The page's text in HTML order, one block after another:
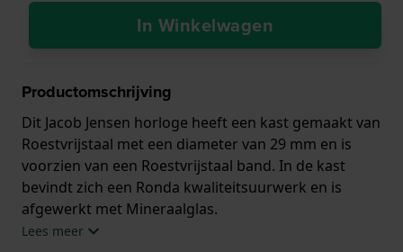
In Winkelwagen
Productomschrijving
Dit Jacob Jensen horloge heeft een kast gemaakt van
Roestvrijstaal met een diameter van 29 mm en is
voorzien van een Roestvrijstaal band. In de kast
bevindt zich een Ronda kwaliteitsuurwerk en is
afgewerkt met Mineraalglas.
Lees meer